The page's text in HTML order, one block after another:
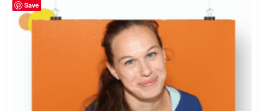
Save